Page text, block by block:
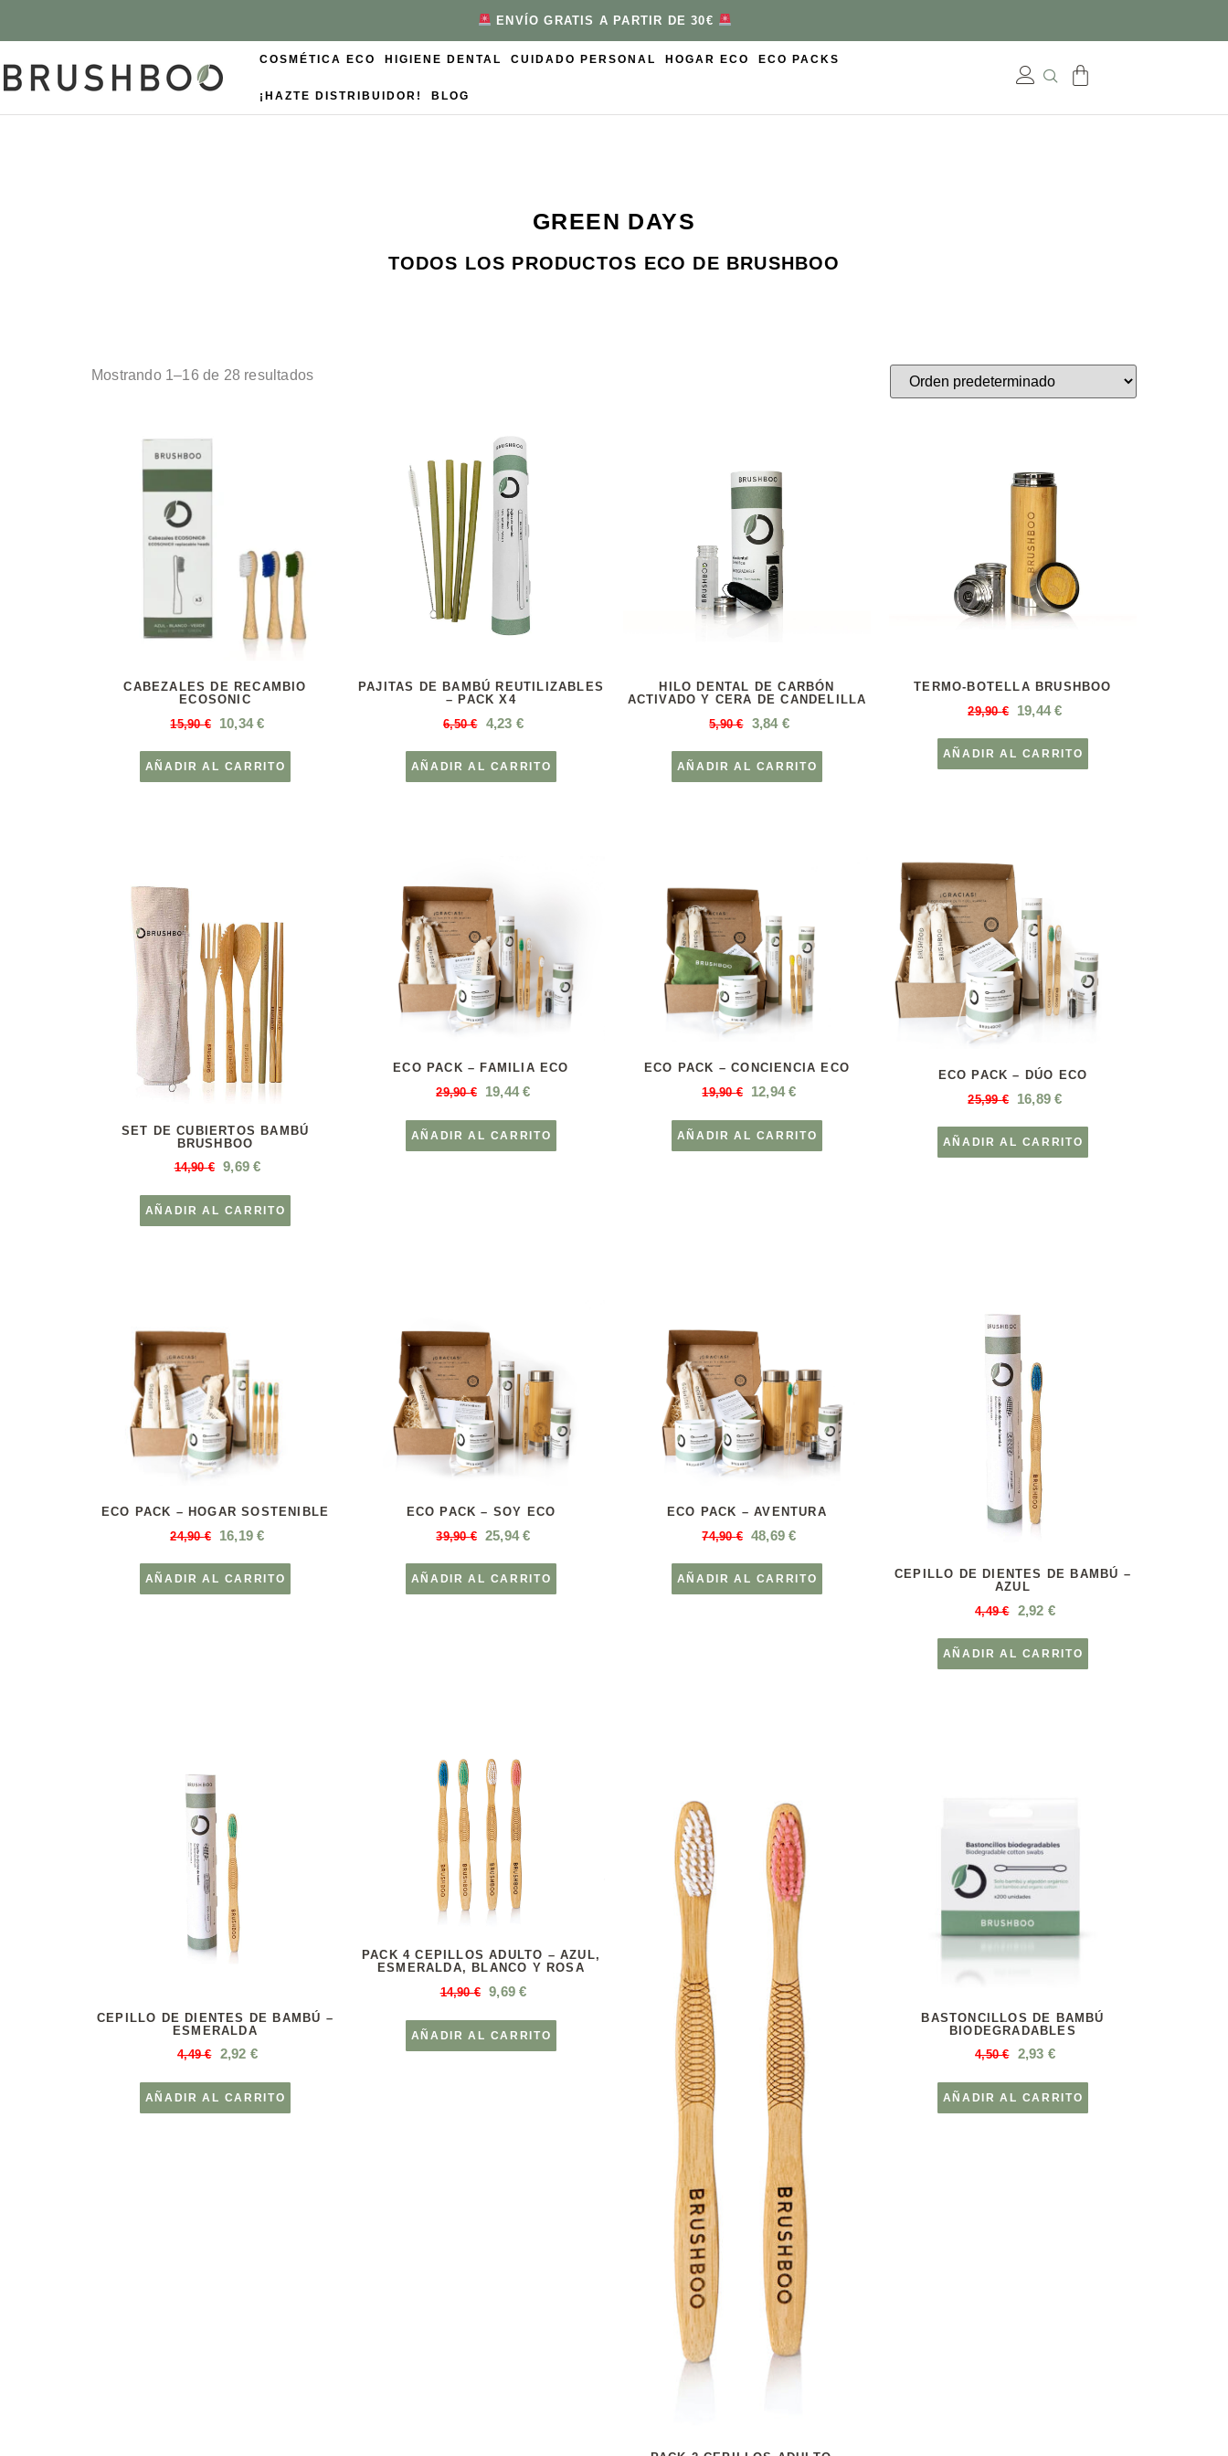
ENVÍO GRATIS A PARTIR DE 30€
COSMÉTICA ECO HIGIENE DENTAL CUIDADO PERSONAL HOGAR ECO ECO PACKS
¡HAZTE DISTRIBUIDOR! BLOG
GREEN DAYS
TODOS LOS PRODUCTOS ECO DE BRUSHBOO
Mostrando 1–16 de 28 resultados
CABEZALES DE RECAMBIO
ECOSONIC
15,90€ 10,34€
AÑADIR AL CARRITO
PAJITAS DE BAMBÚ REUTILIZABLES
– PACK X4
6,50€ 4,23 €
AÑADIR AL CARRITO
HILO DENTAL DE CARBÓN
ACTIVADO Y CERA DE CANDELILLA
5,90€ 3,84 €
AÑADIR AL CARRITO
TERMO-BOTELLA BRUSHBOO
29,90€ 19,44€
AÑADIR AL CARRITO
SET DE CUBIERTOS BAMBÚ
BRUSHBOO
14,90€ 9,69€
AÑADIR AL CARRITO
ECO PACK – FAMILIA ECO
29,90€ 19,44€
AÑADIR AL CARRITO
ECO PACK – CONCIENCIA ECO
19,90€ 12,94€
AÑADIR AL CARRITO
ECO PACK – DÚO ECO
25,99€ 16,89€
AÑADIR AL CARRITO
ECO PACK – HOGAR SOSTENIBLE
24,90€ 16,19€
AÑADIR AL CARRITO
ECO PACK – SOY ECO
39,90€ 25,94€
AÑADIR AL CARRITO
ECO PACK – AVENTURA
74,90€ 48,69€
AÑADIR AL CARRITO
CEPILLO DE DIENTES DE BAMBÚ –
AZUL
4,49€ 2,92 €
AÑADIR AL CARRITO
CEPILLO DE DIENTES DE BAMBÚ –
ESMERALDA
4,49€ 2,92 €
AÑADIR AL CARRITO
PACK 4 CEPILLOS ADULTO – AZUL,
ESMERALDA, BLANCO Y ROSA
14,90€ 9,69€
AÑADIR AL CARRITO
BASTONCILLOS DE BAMBÚ
BIODEGRADABLES
4,50€ 2,93 €
AÑADIR AL CARRITO